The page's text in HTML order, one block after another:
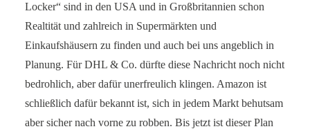
Locker“ sind in den USA und in Großbritannien schon
Realtität und zahlreich in Supermärkten und
Einkaufshäusern zu finden und auch bei uns angeblich in
Planung. Für DHL & Co. dürfte diese Nachricht noch nicht
bedrohlich, aber dafür unerfreulich klingen. Amazon ist
schließlich dafür bekannt ist, sich in jedem Markt behutsam
aber sicher nach vorne zu robben. Bis jetzt ist dieser Plan